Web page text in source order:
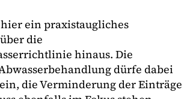
ein praxistaugliches
die
hinaus. Die
dürfe dabei
die Verminderung der Einträge